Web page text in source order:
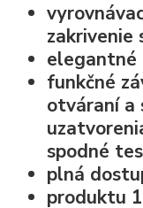
zakrivenie
elegantné
funkčné
otváraní a
spodné
plná
produktu